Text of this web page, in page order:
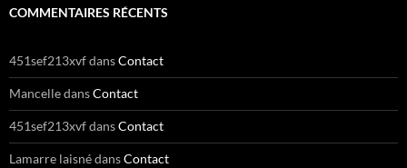
COMMENTAIRES RÉCENTS
451sef213xvfdansContact
MancelledansContact
451sef213xvfdansContact
Lamarre laisnédansContact